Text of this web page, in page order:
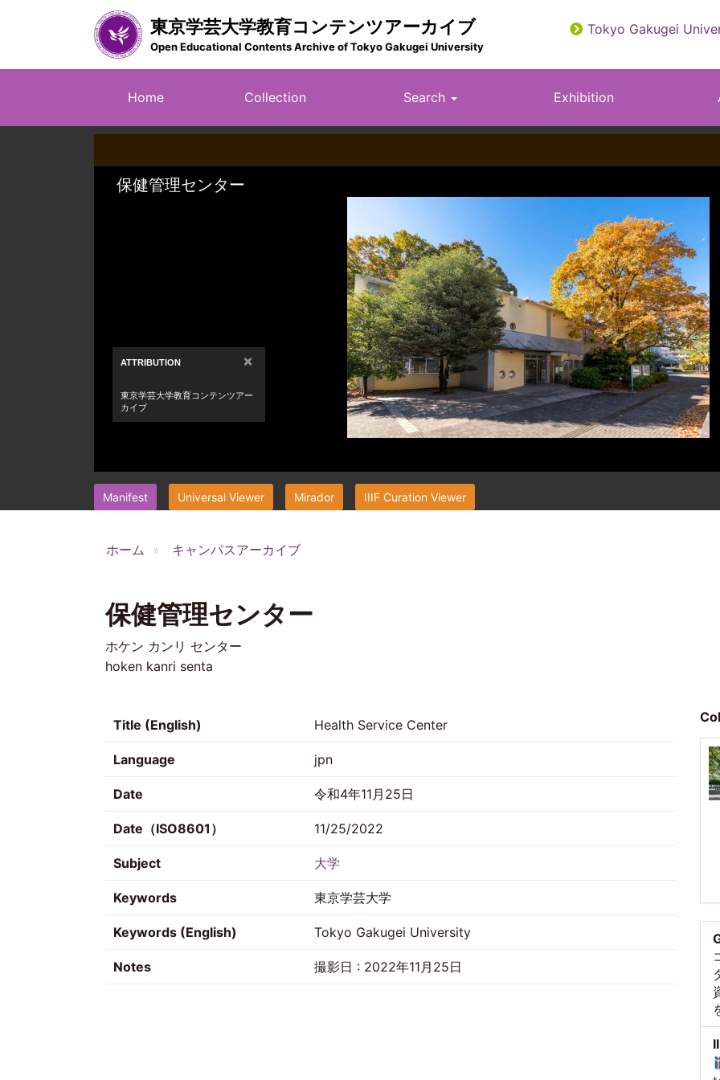
東京学芸大学教育コンテンツアーカイブ
Open Educational Contents Archive of Tokyo Gakugei University utility
Tokyo Gakugei
ン
ビ
Home Collection Search Exhibition
Manifest Universal Viewer Mirador IIIF Curation Viewer
ホーム キャンパスアーカイブ
保健管理センター
ホケン カンリ センター
hoken kanri senta
Title (English) Health Service Center
Language jpn
Date 令和4年11月25日
Date（ISO8601） 11/25/2022
Subject 大学
Keywords 東京学芸大学
Keywords (English) Tokyo Gakugei University
Notes 撮影日 : 2022年11月25日